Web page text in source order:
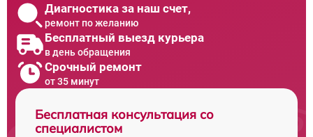
Диагностика за наш счет,
ремонт по желанию
Бесплатный выезд курьера
в день обращения
Срочный ремонт
от 35 минут
Бесплатная консультация со
специалистом